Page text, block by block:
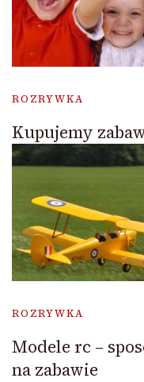
ROZRYWKA
Kupujemy
ROZRYWKA
Modele rc –
na zabawie